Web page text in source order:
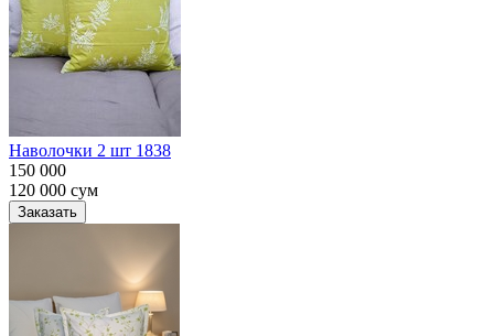
Наволочки 2 шт 1838
150 000
120 000 сум
Заказать